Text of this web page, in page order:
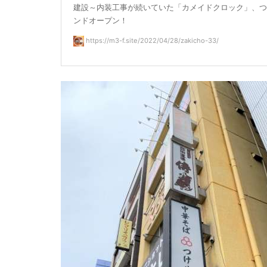
建設～内装工事が続いていた「カメイドクロック」、
ンドオープン！
https://m3-f.site/2022/04/28/zakicho-33/